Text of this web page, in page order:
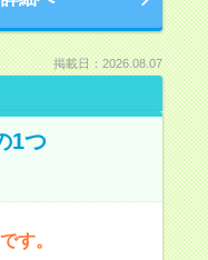
掲載日：2026.08.07
1つ
す。